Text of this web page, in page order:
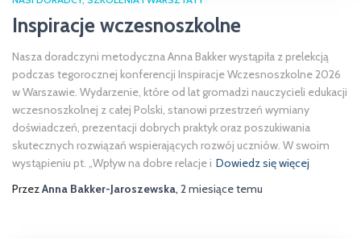
Inspiracje wczesnoszkolne
Nasza doradczyni metodyczna Anna Bakker wystąpiła z prelekcją
podczas tegorocznej konferencji Inspiracje Wczesnoszkolne 2026
w Warszawie. Wydarzenie, które od lat gromadzi nauczycieli edukacji
wczesnoszkolnej z całej Polski, stanowi przestrzeń wymiany
doświadczeń, prezentacji dobrych praktyk oraz poszukiwania
skutecznych rozwiązań wspierających rozwój uczniów. W swoim
wystąpieniu pt. „Wpływ na dobre relacje i Dowiedz się więcej
PrzezAnna Bakker-Jaroszewska, 2 miesiącetemu